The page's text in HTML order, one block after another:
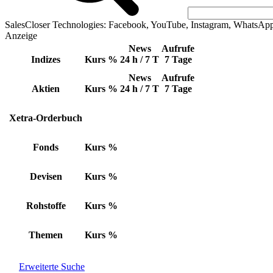
SalesCloser Technologies: Facebook, YouTube, Instagram,
Anzeige
Indizes Kurs %
News
24 h / 7 T
Aufrufe
7 Tage
Aktien Kurs %
News
24 h / 7 T
Aufrufe
7 Tage
Xetra-Orderbuch
Fonds Kurs %
Devisen Kurs %
Rohstoffe Kurs %
Themen Kurs %
Erweiterte Suche